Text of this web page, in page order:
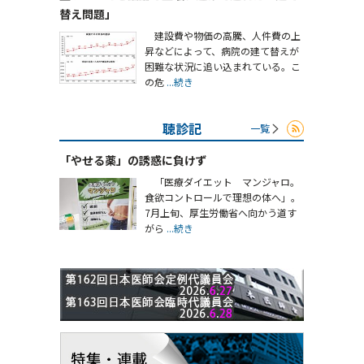
替え問題」
建設費や物価の高騰、人件費の上
昇などによって、病院の建て替えが
困難な状況に追い込まれている。こ
の危 ...続き
聴診記 一覧
「やせる薬」の誘惑に負けず
「医療ダイエット マンジャロ。
食欲コントロールで理想の体へ」。
7月上旬、厚生労働省へ向かう道す
がら ...続き